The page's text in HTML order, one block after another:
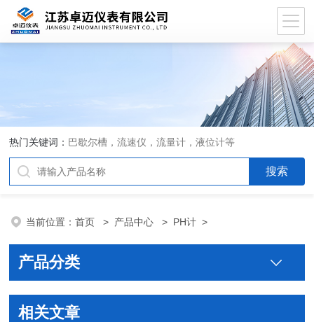
热门关键词： 巴歇尔槽，流速仪，流量计，液位计等
当前位置：首页 > 产品中心 > PH计 >
产品分类
相关文章